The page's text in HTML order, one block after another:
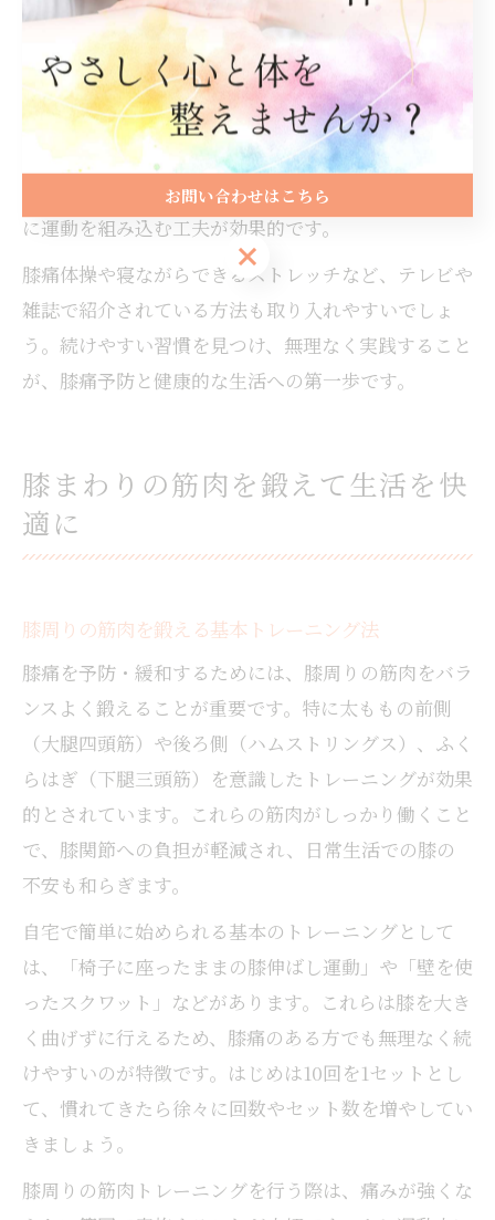
ことで、関節の柔軟性が保たれます。
また、座っている時間が長くなりがちな場合は、1時
間ごとに立ち上がって軽く足を動かすだけでも血流促
進や筋力維持に役立ちます。岩国市での生活の中で
も、散歩や買い物ついでに遠回りするなど、日常動作
に運動を組み込む工夫が効果的です。
膝痛体操や寝ながらできるストレッチなど、テレビや
雑誌で紹介されている方法も取り入れやすいでしょ
う。続けやすい習慣を見つけ、無理なく実践すること
が、膝痛予防と健康的な生活への第一歩です。
膝まわりの筋肉を鍛えて生活を快
適に
膝周りの筋肉を鍛える基本トレーニング法
膝痛を予防・緩和するためには、膝周りの筋肉をバラ
ンスよく鍛えることが重要です。特に太ももの前側
（大腿四頭筋）や後ろ側（ハムストリングス）、ふく
らはぎ（下腿三頭筋）を意識したトレーニングが効果
的とされています。これらの筋肉がしっかり働くこと
で、膝関節への負担が軽減され、日常生活での膝の
不安も和らぎます。
自宅で簡単に始められる基本のトレーニングとして
は、「椅子に座ったままの膝伸ばし運動」や「壁を使
ったスクワット」などがあります。これらは膝を大き
く曲げずに行えるため、膝痛のある方でも無理なく続
けやすいのが特徴です。はじめは10回を1セットとし
て、慣れてきたら徐々に回数やセット数を増やしてい
きましょう。
膝周りの筋肉トレーニングを行う際は、痛みが強くな
お問い合わせはこちら
お問い合わせはこちら